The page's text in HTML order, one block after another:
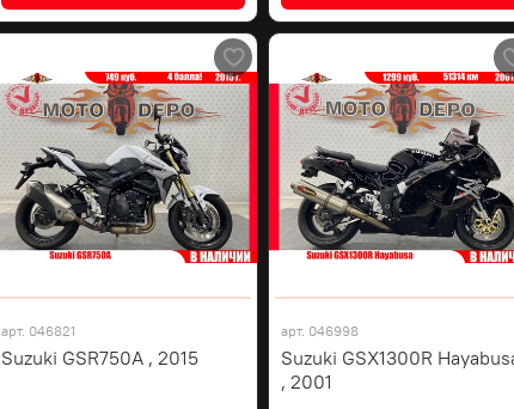
арт. 046821
Suzuki GSR750A , 2015
арт. 046998
Suzuki GSX1300R
, 2001